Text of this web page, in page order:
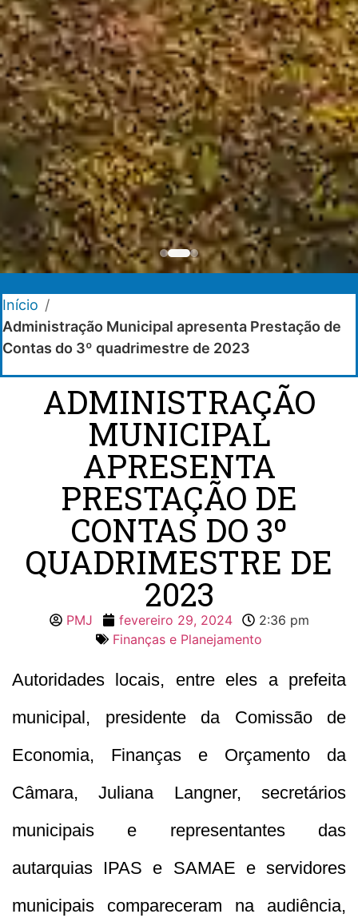
Início /
Administração Municipal apresenta Prestação de
Contas do 3º quadrimestre de 2023
ADMINISTRAÇÃO
MUNICIPAL
APRESENTA
PRESTAÇÃO DE
CONTAS DO 3º
QUADRIMESTRE DE
2023
PMJ fevereiro 29, 2024
2:36 pm
Finanças e Planejamento
Autoridades locais, entre eles a prefeita
municipal, presidente da Comissão de
Economia, Finanças e Orçamento da
Câmara, Juliana Langner, secretários
municipais e representantes das
autarquias IPAS e SAMAE e servidores
municipais compareceram na audiência,